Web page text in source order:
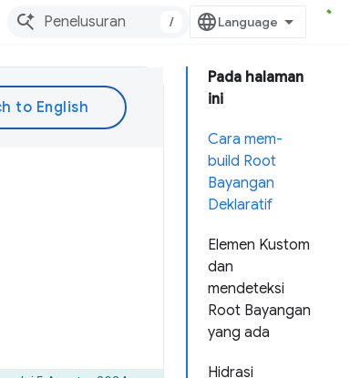
/
Pada halaman
ini
Cara mem-
build Root
Bayangan
Deklaratif
Elemen Kustom
dan
mendeteksi
Root Bayangan
yang ada
Hidrasi